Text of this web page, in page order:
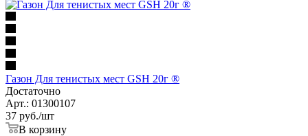
Газон Для тенистых мест GSH 20г ®
Достаточно
Арт.: 01300107
37 руб./шт
В корзину